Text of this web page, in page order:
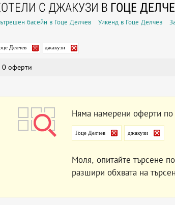
С ДЖАКУЗИ В ГОЦЕ
басейн в Гоце Делчев Уикенд в Гоце Делчев
Делчев джакузи
0 оферти
Няма намерени оферти по
Гоце Делчев джакузи
Моля, опитайте търсене
разшири обхвата на